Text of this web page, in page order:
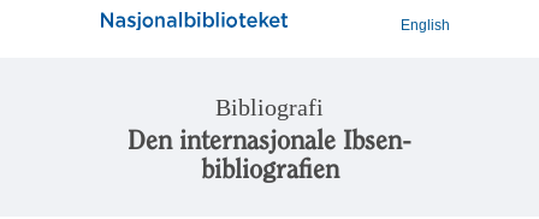
English
Bibliografi
Den internasjonale Ibsen-
bibliografien